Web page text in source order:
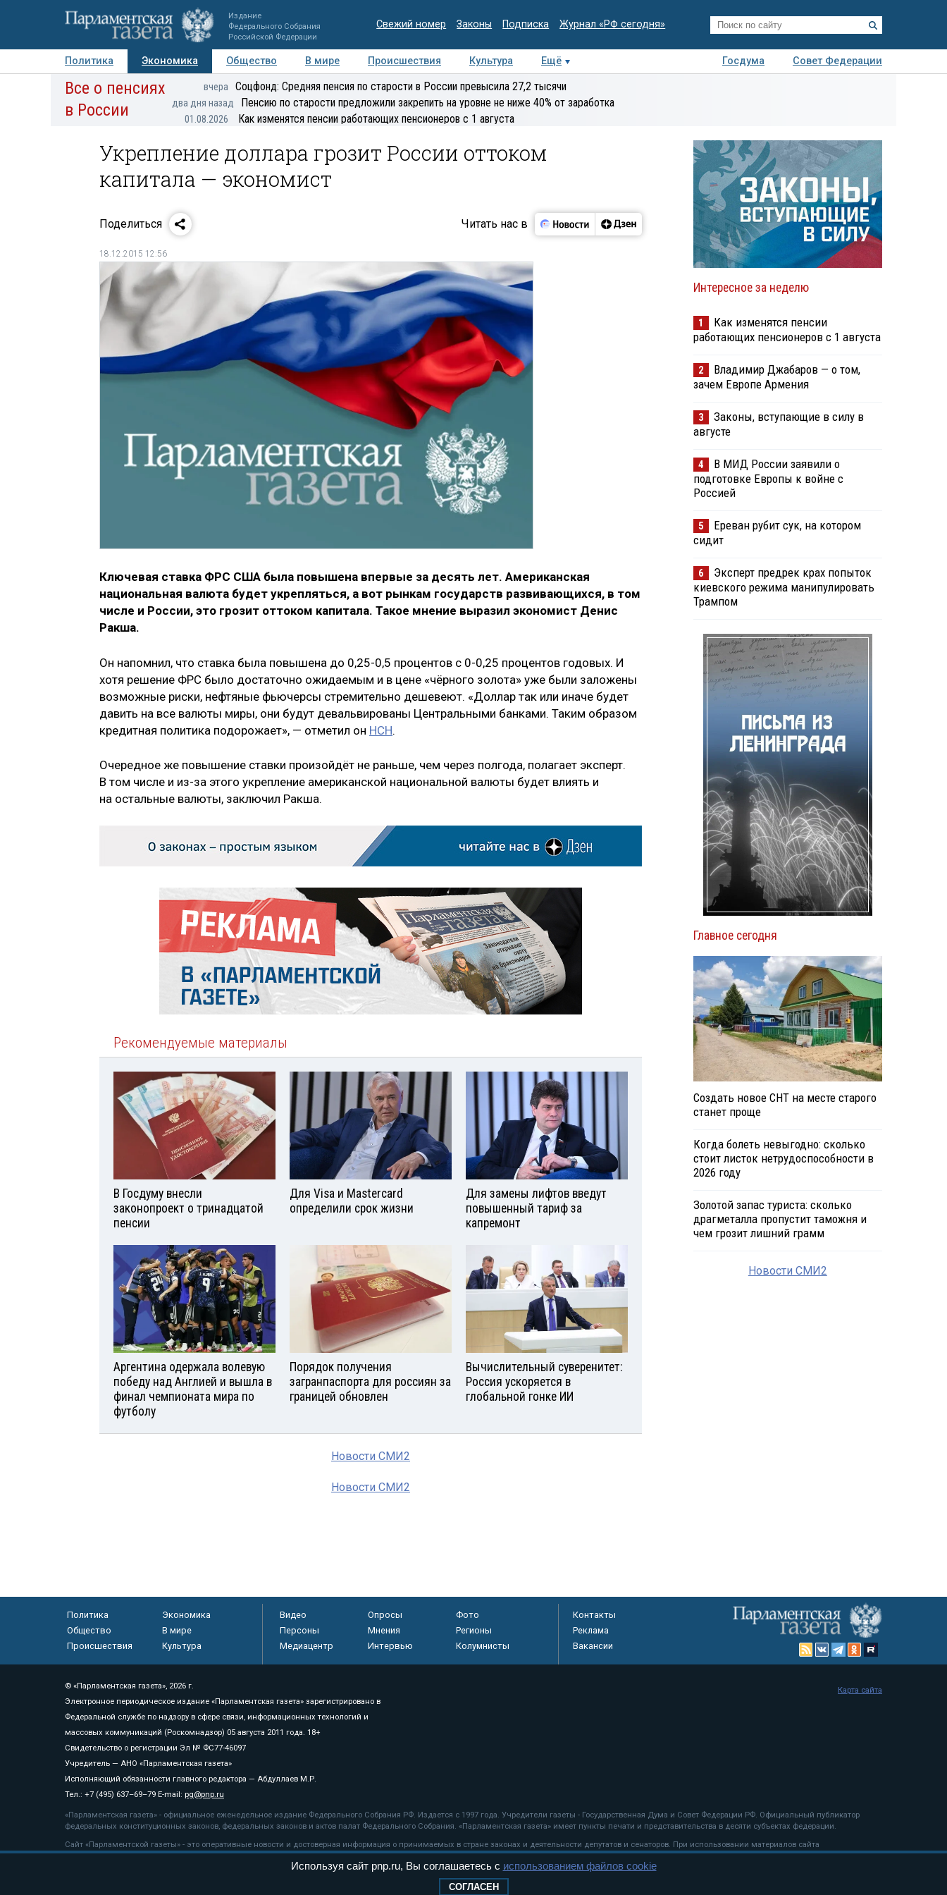
Издание
Федерального Собрания
Российской Федерации
Свежий номер Законы Подписка Журнал «РФ сегодня»
Политика Экономика Общество В мире Происшествия Культура Ещё Госдума
Совет Федерации
Авторы Персоны Мнения Регионы Медиацентр Интервью Колумнисты
экспертиза
Все о пенсиях
в России
вчера Соцфонд: Средняя пенсия по старости в России превысила 27,2 тысячи
два дня назад Пенсию по старости предложили закрепить на уровне не ниже 40% от заработка
01.08.2026 Как изменятся пенсии работающих пенсионеров с 1 августа
Укрепление доллара грозит России оттоком
капитала — экономист
Поделиться Читать нас в
18.12.2015 12:56
Ключевая ставка ФРС США была повышена впервые за десять лет. Американская
национальная валюта будет укрепляться, а вот рынкам государств развивающихся, в том
числе и России, это грозит оттоком капитала. Такое мнение выразил экономист Денис
Ракша.
Он напомнил, что ставка была повышена до 0,25-0,5 процентов с 0-0,25 процентов годовых. И
хотя решение ФРС было достаточно ожидаемым и в цене «чёрного золота» уже были заложены
возможные риски, нефтяные фьючерсы стремительно дешевеют. «Доллар так или иначе будет
давить на все валюты миры, они будут девальвированы Центральными банками. Таким образом
кредитная политика подорожает», — отметил он НСН.
Очередное же повышение ставки произойдёт не раньше, чем через полгода, полагает эксперт.
В том числе и из-за этого укрепление американской национальной валюты будет влиять и
на остальные валюты, заключил Ракша.
Рекомендуемые материалы
В Госдуму внесли
законопроект о тринадцатой
пенсии
Для Visа и Mastercard
определили срок жизни
Для замены лифтов введут
повышенный тариф за
капремонт
Аргентина одержала волевую
победу над Англией и вышла в
финал чемпионата мира по
футболу
Порядок получения
загранпаспорта для россиян за
границей обновлен
Вычислительный суверенитет:
Россия ускоряется в
глобальной гонке ИИ
Новости СМИ2
Новости СМИ2
Интересное за неделю
1
Как изменятся пенсии
работающих пенсионеров с 1 августа
2
Владимир Джабаров — о том,
зачем Европе Армения
3
Законы, вступающие в силу в
августе
4
В МИД России заявили о
подготовке Европы к войне с
Россией
5
Ереван рубит сук, на котором
сидит
6
Эксперт предрек крах попыток
киевского режима манипулировать
Трампом
Главное сегодня
Создать новое СНТ на месте старого
станет проще
Когда болеть невыгодно: сколько
стоит листок нетрудоспособности в
2026 году
Золотой запас туриста: сколько
драгметалла пропустит таможня и
чем грозит лишний грамм
Новости СМИ2
Политика
Экономика
Общество
В мире
Происшествия
Культура
Видео Опросы
Фото
Персоны
Мнения
Регионы
Медиацентр
Интервью Колумнисты
Контакты
Реклама
Вакансии
© «Парламентская газета», 2026 г.
Электронное периодическое издание «Парламентская газета» зарегистрировано в
Федеральной службе по надзору в сфере связи, информационных технологий и
массовых коммуникаций (Роскомнадзор) 05 августа 2011 года. 18+
Свидетельство о регистрации Эл № ФС77-46097
Учредитель — АНО «Парламентская газета»
Исполняющий обязанности главного редактора — Абдуллаев М.Р.
Тел.: +7 (495) 637–69–79 E-mail: pg@pnp.ru
«Парламентская газета» - официальное еженедельное издание Федерального Собрания РФ. Издается с 1997 года. Учредители газеты - Государственная Дума и Совет Федерации РФ. Официальный публикатор
федеральных конституционных законов, федеральных законов и актов палат Федерального Собрания. «Парламентская газета» имеет пункты печати и представительства в десяти субъектах федерации.
Сайт «Парламентской газеты» - это оперативные новости и достоверная информация о принимаемых в стране законах и деятельности депутатов и сенаторов. При использовании материалов сайта
«Парламентской газеты» активная ссылка на pnp.ru обязательна.
рекомендательные технологии
Карта сайта
Используя сайт pnp.ru, Вы соглашаетесь с использованием файлов cookie
СОГЛАСЕН